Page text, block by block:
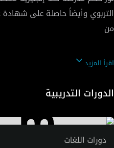
التربوي وأيضاً حاصلة على
والمراكز، درست لآلاف الطلاب
في التعليم بطرق تفاعلية
المحادثة والمتعة.
اقرأ المزيد
الدورات التدريبية
دورات اللغات